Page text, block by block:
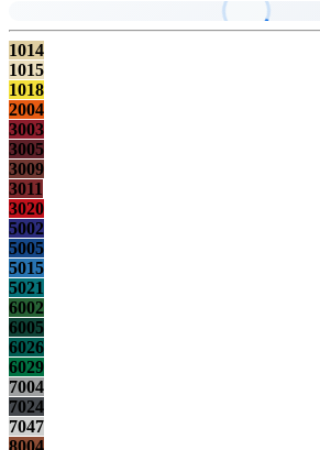
1014
1015
1018
2004
3003
3005
3009
3011
3020
5002
5005
5015
5021
6002
6005
6026
6029
7004
7024
7047
8004